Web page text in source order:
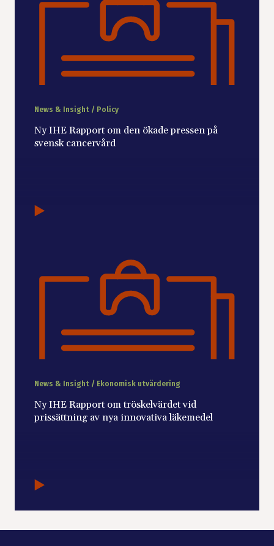
News & Insight / Policy
Ny IHE Rapport om den ökade pressen på
svensk cancervård
News & Insight / Ekonomisk utvärdering
Ny IHE Rapport om tröskelvärdet vid
prissättning av nya innovativa läkemedel